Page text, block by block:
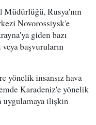
Müdürlüğü, Rusya'nın
Novorossiysk'e
giden bazı
başvuruların
yönelik insansız hava
Karadeniz'e yönelik
uygulamaya ilişkin